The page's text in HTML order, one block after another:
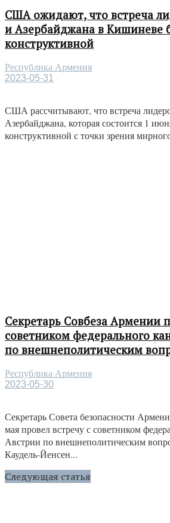
США ожидают, что встреча
и Азербайджана в Кишиневе
конструктивной
Республика Армения
2023-05-31
США рассчитывают, что встреча
Азербайджана, которая состоится 1
конструктивной с точки зрения
Секретарь Совбеза Армении
советником федерального
по внешнеполитическим
Республика Армения
2023-05-30
Секретарь Совета безопасности
мая провел встречу с советником
Австрии по внешнеполитическим
Каудель-Йенсен...
Следующая статья